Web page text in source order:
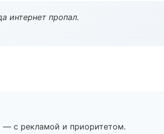
интернет пропал.
— с рекламой и приоритетом.